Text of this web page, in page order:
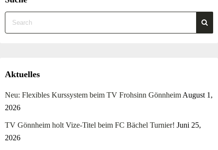
Aktuelles
Neu: Flexibles Kurssystem beim TV Frohsinn Gönnheim August 1,
2026
TV Gönnheim holt Vize-Titel beim FC Bächel Turnier! Juni 25,
2026